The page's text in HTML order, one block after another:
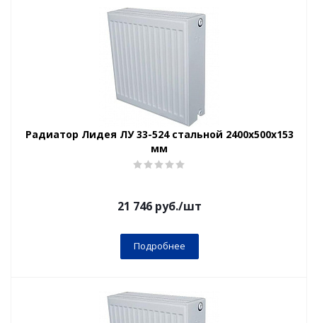
Радиатор Лидея ЛУ 33-524 стальной 2400x500x153
мм
21 746руб./шт
Подробнее